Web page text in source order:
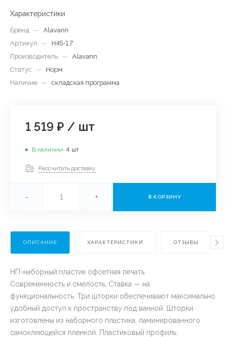
Характеристики
Бренд — Alavann
Артикул
—
Н45-1,7
Производитель — Alavann
Статус
—
Норм
Наличие — складская программа
1 519 ₽ / шт
В наличии 4 шт
Рассчитать доставку
- + В КОРЗИНУ
ОПИСАНИЕ ХАРАКТЕРИСТИКИ ОТЗЫВЫ
НП-наборный пластик офсетная печать.
Современность и смелость. Ставка — на
функциональность. Три шторки обеспечивают максимально
удобный доступ к пространству под ванной. Шторки
изготовлены из наборного пластика, ламинированного
самоклеющейся пленкой. Пластиковый профиль.